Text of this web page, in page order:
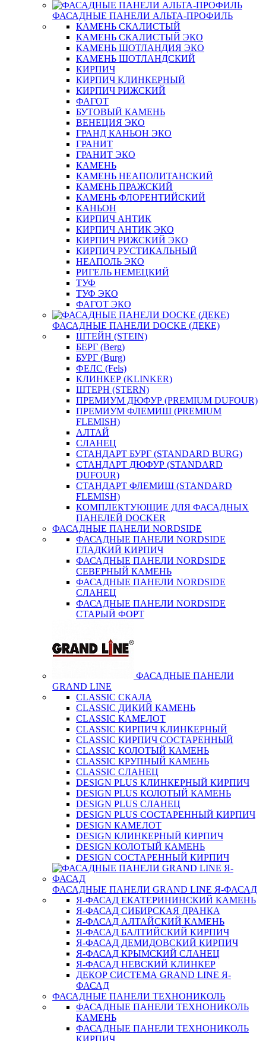
ФАСАДНЫЕ ПАНЕЛИ АЛЬТА-ПРОФИЛЬ
КАМЕНЬ СКАЛИСТЫЙ
КАМЕНЬ СКАЛИСТЫЙ ЭКО
КАМЕНЬ ШОТЛАНДИЯ ЭКО
КАМЕНЬ ШОТЛАНДСКИЙ
КИРПИЧ
КИРПИЧ КЛИНКЕРНЫЙ
КИРПИЧ РИЖСКИЙ
ФАГОТ
БУТОВЫЙ КАМЕНЬ
ВЕНЕЦИЯ ЭКО
ГРАНД КАНЬОН ЭКО
ГРАНИТ
ГРАНИТ ЭКО
КАМЕНЬ
КАМЕНЬ НЕАПОЛИТАНСКИЙ
КАМЕНЬ ПРАЖСКИЙ
КАМЕНЬ ФЛОРЕНТИЙСКИЙ
КАНЬОН
КИРПИЧ АНТИК
КИРПИЧ АНТИК ЭКО
КИРПИЧ РИЖСКИЙ ЭКО
КИРПИЧ РУСТИКАЛЬНЫЙ
НЕАПОЛЬ ЭКО
РИГЕЛЬ НЕМЕЦКИЙ
ТУФ
ТУФ ЭКО
ФАГОТ ЭКО
ФАСАДНЫЕ ПАНЕЛИ DOCKE (ДЕКЕ)
ШТЕЙН (STEIN)
БЕРГ (Berg)
БУРГ (Burg)
ФЕЛС (Fels)
КЛИНКЕР (KLINKER)
ШТЕРН (STERN)
ПРЕМИУМ ДЮФУР (PREMIUM DUFOUR)
ПРЕМИУМ ФЛЕМИШ (PREMIUM
FLEMISH)
АЛТАЙ
СЛАНЕЦ
СТАНДАРТ БУРГ (STANDARD BURG)
СТАНДАРТ ДЮФУР (STANDARD
DUFOUR)
СТАНДАРТ ФЛЕМИШ (STANDARD
FLEMISH)
КОМПЛЕКТУЮЩИЕ ДЛЯ ФАСАДНЫХ
ПАНЕЛЕЙ DOCKER
ФАСАДНЫЕ ПАНЕЛИ NORDSIDE
ФАСАДНЫЕ ПАНЕЛИ NORDSIDE
ГЛАДКИЙ КИРПИЧ
ФАСАДНЫЕ ПАНЕЛИ NORDSIDE
СЕВЕРНЫЙ КАМЕНЬ
ФАСАДНЫЕ ПАНЕЛИ NORDSIDE
СЛАНЕЦ
ФАСАДНЫЕ ПАНЕЛИ NORDSIDE
СТАРЫЙ ФОРТ
ФАСАДНЫЕ ПАНЕЛИ
GRAND LINE
CLASSIC СКАЛА
CLASSIC ДИКИЙ КАМЕНЬ
CLASSIC КАМЕЛОТ
CLASSIC КИРПИЧ КЛИНКЕРНЫЙ
CLASSIC КИРПИЧ СОСТАРЕННЫЙ
CLASSIC КОЛОТЫЙ КАМЕНЬ
CLASSIC КРУПНЫЙ КАМЕНЬ
CLASSIC СЛАНЕЦ
DESIGN PLUS КЛИНКЕРНЫЙ КИРПИЧ
DESIGN PLUS КОЛОТЫЙ КАМЕНЬ
DESIGN PLUS СЛАНЕЦ
DESIGN PLUS СОСТАРЕННЫЙ КИРПИЧ
DESIGN КАМЕЛОТ
DESIGN КЛИНКЕРНЫЙ КИРПИЧ
DESIGN КОЛОТЫЙ КАМЕНЬ
DESIGN СОСТАРЕННЫЙ КИРПИЧ
ФАСАДНЫЕ ПАНЕЛИ GRAND LINE Я-ФАСАД
Я-ФАСАД ЕКАТЕРИНИНСКИЙ КАМЕНЬ
Я-ФАСАД СИБИРСКАЯ ДРАНКА
Я-ФАСАД АЛТАЙСКИЙ КАМЕНЬ
Я-ФАСАД БАЛТИЙСКИЙ КИРПИЧ
Я-ФАСАД ДЕМИДОВСКИЙ КИРПИЧ
Я-ФАСАД КРЫМСКИЙ СЛАНЕЦ
Я-ФАСАД НЕВСКИЙ КЛИНКЕР
ДЕКОР СИСТЕМА GRAND LINE Я-
ФАСАД
ФАСАДНЫЕ ПАНЕЛИ ТЕХНОНИКОЛЬ
ФАСАДНЫЕ ПАНЕЛИ ТЕХНОНИКОЛЬ
КАМЕНЬ
ФАСАДНЫЕ ПАНЕЛИ ТЕХНОНИКОЛЬ
КИРПИЧ